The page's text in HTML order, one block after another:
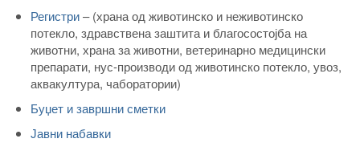
Регистри– (храна од животинско и неживотинско
потекло, здравствена заштита и благосостојба на
животни, храна за животни, ветеринарно медицински
препарати, нус-производи од животинско потекло, увоз,
аквакултура, чаборатории)
Буџет и завршни сметки
Јавни набавки